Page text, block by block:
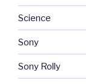
Science
Sony
Sony Rolly